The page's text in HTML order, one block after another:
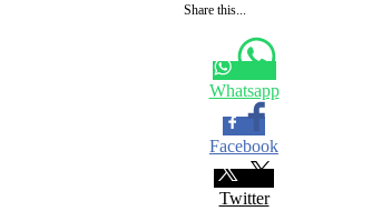
Share this...
Whatsapp
Facebook
Twitter